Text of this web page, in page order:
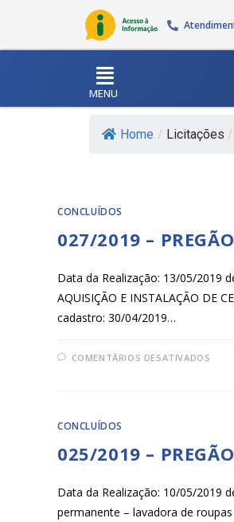
MENU
Home / Licitações /
CONCLUÍDOS
027/2019 –
Data da Realização: 13/05/2019
AQUISIÇÃO E INSTALAÇÃO DE
cadastro: 30/04/2019…
COMENTÁRIOS DESATIVADOS
CONCLUÍDOS
025/2019 –
Data da Realização: 10/05/2019
permanente – lavadora de